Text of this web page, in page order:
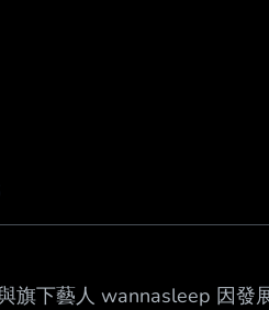
旗下藝人 wannasleep 因發